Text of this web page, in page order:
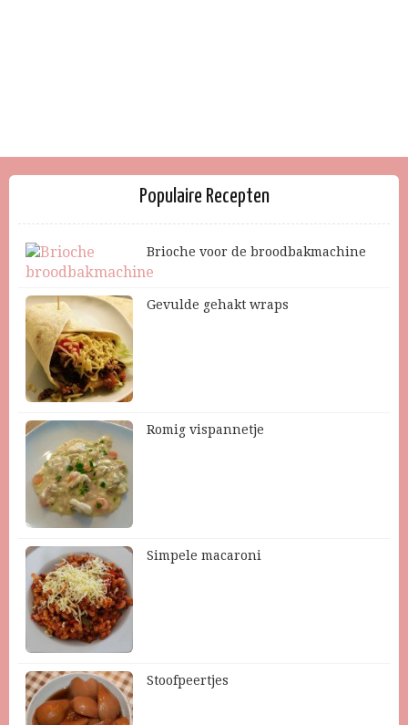
Populaire Recepten
Brioche voor de broodbakmachine
Gevulde gehakt wraps
Romig vispannetje
Simpele macaroni
Stoofpeertjes